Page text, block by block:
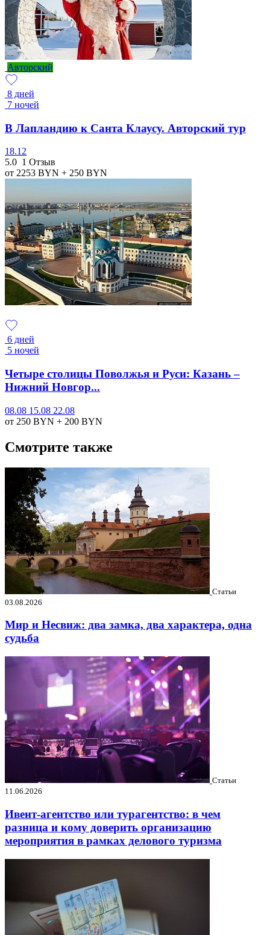
Авторский
8 дней
7 ночей
В Лапландию к Санта Клаусу. Авторский тур
18.12
5.0 1 Отзыв
от 2253 BYN + 250 BYN
6 дней
5 ночей
Четыре столицы Поволжья и Руси: Казань –
Нижний Новгор...
08.08 15.08 22.08
от 250 BYN + 200 BYN
Смотрите также
Статьи
03.08.2026
Мир и Несвиж: два замка, два характера, одна
судьба
Статьи
11.06.2026
Ивент-агентство или турагентство: в чем
разница и кому доверить организацию
мероприятия в рамках делового туризма